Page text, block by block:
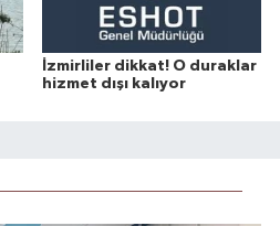
İzmirliler dikkat! O duraklar
hizmet dışı kalıyor